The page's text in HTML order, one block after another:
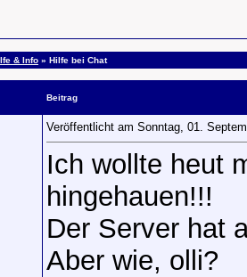
& Info » Hilfe bei Chat
Beitrag
Veröffentlicht am Sonntag, 01.
Ich wollte heut
hingehauen!!!
Der Server hat
Aber wie, olli?